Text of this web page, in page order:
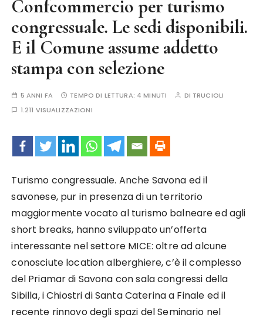
Confcommercio per turismo
congressuale. Le sedi disponibili.
E il Comune assume addetto
stampa con selezione
5 ANNI FA TEMPO DI LETTURA: 4 MINUTI DI TRUCIOLI
1.211 VISUALIZZAZIONI
Turismo congressuale. Anche Savona ed il
savonese, pur in presenza di un territorio
maggiormente vocato al turismo balneare ed agli
short breaks, hanno sviluppato un’offerta
interessante nel settore MICE: oltre ad alcune
conosciute location alberghiere, c’è il complesso
del Priamar di Savona con sala congressi della
Sibilla, i Chiostri di Santa Caterina a Finale ed il
recente rinnovo degli spazi del Seminario nel